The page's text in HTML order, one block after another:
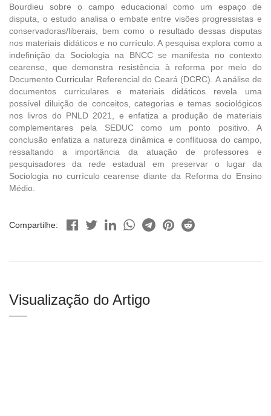
Bourdieu sobre o campo educacional como um espaço de
disputa, o estudo analisa o embate entre visões progressistas e
conservadoras/liberais, bem como o resultado dessas disputas
nos materiais didáticos e no currículo. A pesquisa explora como a
indefinição da Sociologia na BNCC se manifesta no contexto
cearense, que demonstra resistência à reforma por meio do
Documento Curricular Referencial do Ceará (DCRC). A análise de
documentos curriculares e materiais didáticos revela uma
possível diluição de conceitos, categorias e temas sociológicos
nos livros do PNLD 2021, e enfatiza a produção de materiais
complementares pela SEDUC como um ponto positivo. A
conclusão enfatiza a natureza dinâmica e conflituosa do campo,
ressaltando a importância da atuação de professores e
pesquisadores da rede estadual em preservar o lugar da
Sociologia no currículo cearense diante da Reforma do Ensino
Médio.
Compartilhe:
Visualização do Artigo